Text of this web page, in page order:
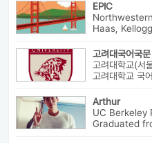
EPIC
고려대국어국문
고려대학교(서
Arthur
UC Berkeley